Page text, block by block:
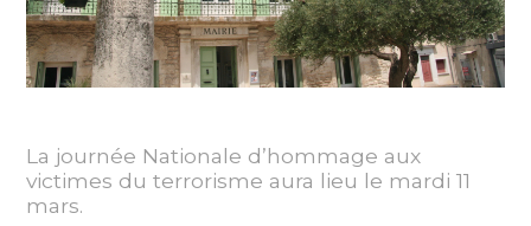
La journée Nationale d’hommage aux
victimes du terrorisme aura lieu le mardi 11
mars.